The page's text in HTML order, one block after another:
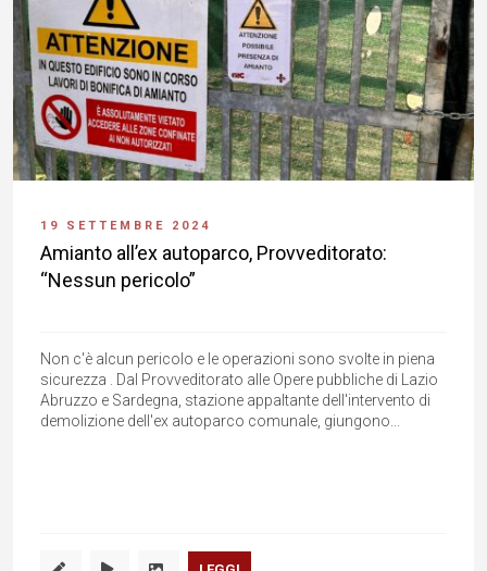
19 SETTEMBRE 2024
Amianto all’ex autoparco, Provveditorato:
“Nessun pericolo”
Non c'è alcun pericolo e le operazioni sono svolte in piena
sicurezza . Dal Provveditorato alle Opere pubbliche di Lazio
Abruzzo e Sardegna, stazione appaltante dell'intervento di
demolizione dell'ex autoparco comunale, giungono...